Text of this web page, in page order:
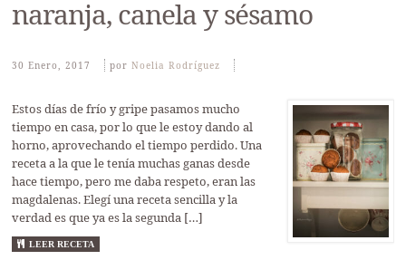
naranja, canela y sésamo
30 Enero, 2017 PorNoelia Rodríguez
Estos días de frío y gripe pasamos mucho
tiempo en casa, por lo que le estoy dando al
horno, aprovechando el tiempo perdido. Una
receta a la que le tenía muchas ganas desde
hace tiempo, pero me daba respeto, eran las
magdalenas. Elegí una receta sencilla y la
verdad es que ya es la segunda […]
LEER RECETA